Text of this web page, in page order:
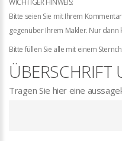
WICHTIGER HINWEIS:
Bitte seien Sie mit Ihrem
gegenüber Ihrem Makler. Nur
Bitte füllen Sie alle mit einem
Tragen Sie hier eine